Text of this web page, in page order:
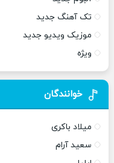
تک آهنگ جدید
موزیک ویدیو جدید
ویژه
خوانندگان
میلاد باکری
سعید آرام